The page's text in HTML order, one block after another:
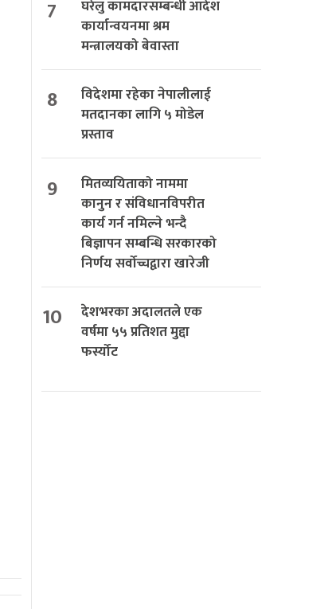
7
घरेलु कामदारसम्बन्धी आदेश
कार्यान्वयनमा श्रम
मन्त्रालयको बेवास्ता
8
विदेशमा रहेका नेपालीलाई
मतदानका लागि ५ मोडेल
प्रस्ताव
9
मितव्ययिताको नाममा
कानुन र संविधानविपरीत
कार्य गर्न नमिल्ने भन्दै
बिज्ञापन सम्बन्धि सरकारको
निर्णय सर्वोच्चद्वारा खारेजी
10
देशभरका अदालतले एक
वर्षमा ५५ प्रतिशत मुद्दा
फर्स्योट